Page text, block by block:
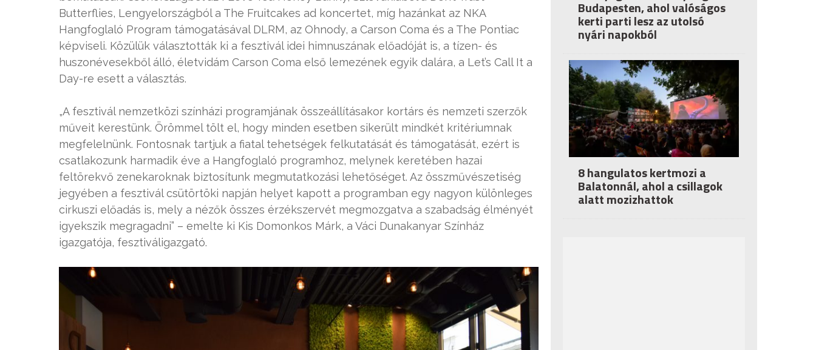
Butterflies, Lengyelországból a The Fruitcakes ad koncertet, míg hazánkat az NKA
Hangfoglaló Program támogatásával DLRM, az Ohnody, a Carson Coma és a The Pontiac
képviseli. Közülük választották ki a fesztivál idei himnuszának előadóját is, a tízen- és
huszonévesekből álló, életvidám Carson Coma első lemezének egyik dalára, a Let’s Call It a
Day-re esett a választás.
„A fesztivál nemzetközi színházi programjának összeállításakor kortárs és nemzeti szerzők
műveit kerestünk. Örömmel tölt el, hogy minden esetben sikerült mindkét kritériumnak
megfelelnünk. Fontosnak tartjuk a fiatal tehetségek felkutatását és támogatását, ezért is
csatlakozunk harmadik éve a Hangfoglaló programhoz, melynek keretében hazai
feltörekvő zenekaroknak biztosítunk megmutatkozási lehetőséget. Az összművészetiség
jegyében a fesztivál csütörtöki napján helyet kapott a programban egy nagyon különleges
cirkuszi előadás is, mely a nézők összes érzékszervét megmozgatva a szabadság élményét
igyekszik megragadni” – emelte ki Kis Domonkos Márk, a Váci Dunakanyar Színház
igazgatója, fesztiváligazgató.
Budapesten, ahol valóságos
kerti parti lesz az utolsó
nyári napokból
8 hangulatos kertmozi a
Balatonnál, ahol a csillagok
alatt mozizhattok